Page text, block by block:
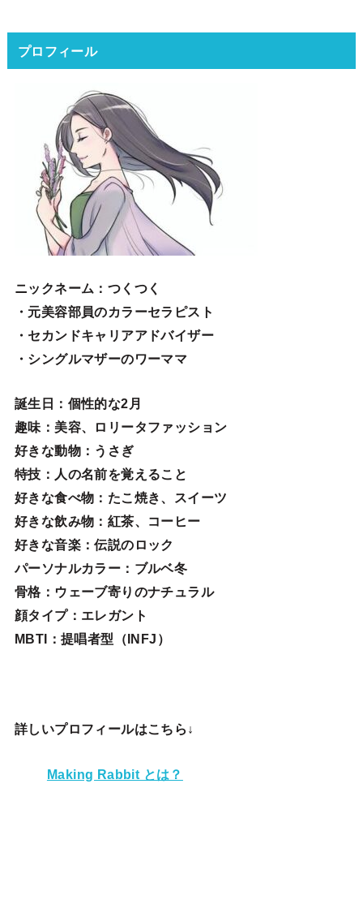
プロフィール
ニックネーム ：つくつく
・元美容部員のカラーセラピスト
・セカンドキャリアアドバイザー
・シングルマザーのワーママ
誕生日
：個性的な2月
趣味 ：美容、ロリータファッション
好きな動物：うさぎ
特技 ：人の名前を覚えること
好きな食べ物 ：たこ焼き、スイーツ
好きな飲み物：紅茶、コーヒー
好きな音楽：伝説のロック
パーソナルカラー：ブルベ冬
骨格：ウェーブ寄りのナチュラル
顔タイプ：エレガン ト
MBTI：提唱者型（INFJ）
詳しいプロフィールはこちら↓
Making Rabbit とは？